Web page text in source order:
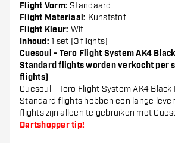
Flight Vorm: Standaard
Flight Materiaal: Kunststof
Flight Kleur: Wit
Inhoud: 1 set (3 flights)
Cuesoul - Tero Flight System AK4
Standard flights worden verkocht per
flights)
Cuesoul - Tero Flight System AK4
Standard flights hebben een lange
flights zijn alleen te gebruiken met
Dartshopper tip!